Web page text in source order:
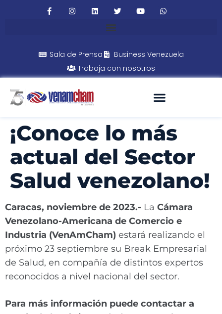
Sala de Prensa
Business Venezuela
Trabaja con nosotros
¡Conoce lo más
actual del Sector
Salud venezolano!
Caracas, noviembre de 2023.- La Cámara
Venezolano-Americana de Comercio e
Industria (VenAmCham) estará realizando el
próximo 23 septiembre su Break Empresarial
de Salud, en compañía de distintos expertos
reconocidos a nivel nacional del sector.
Para más información puede contactar a